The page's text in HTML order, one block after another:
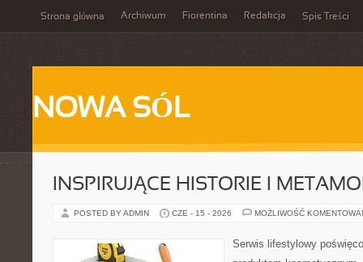
Strona główna Archiwum Fiorentina Redakcja Spis Treści
NOWA SÓL
INSPIRUJĄCE HISTORIE I
POSTED BY ADMIN CZE - 15 - 2026 MOŻLIWOŚĆ
Serwis lifestylowy